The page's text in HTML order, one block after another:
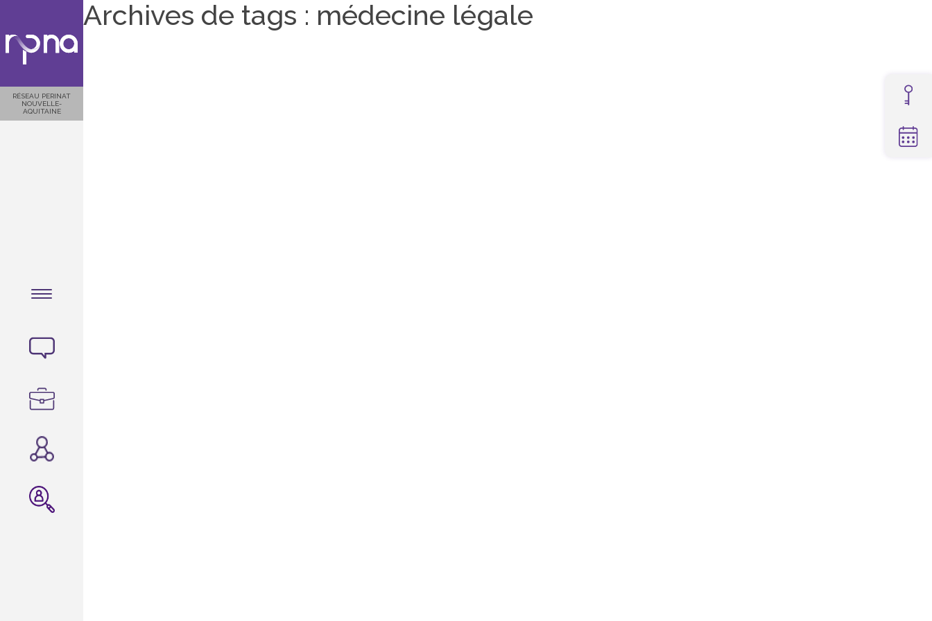
RÉSEAU PERINAT
NOUVELLE-
AQUITAINE
Archives de tags : médecine légale